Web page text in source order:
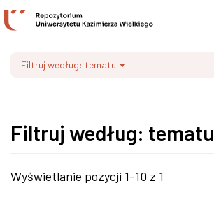
Filtruj według: tematu
Filtruj według: tematu
Wyświetlanie pozycji 1-10 z 1